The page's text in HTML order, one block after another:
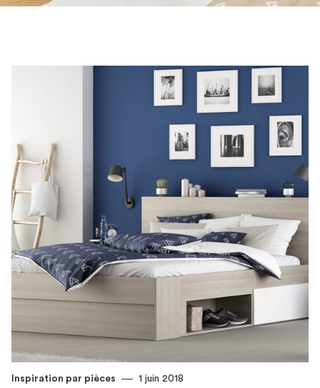
Inspiration par pièces 1 juin 2018